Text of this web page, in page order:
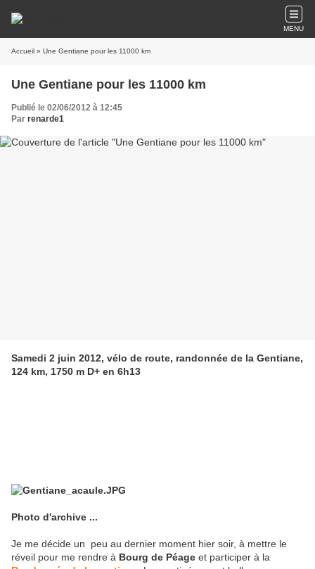
MENU
Accueil » Une Gentiane pour les 11000 km
Une Gentiane pour les 11000 km
Publié le 02/06/2012 à 12:45
Par renarde1
Samedi 2 juin 2012, vélo de route, randonnée de la Gentiane,
124 km, 1750 m D+ en 6h13
Photo d'archive ...
Je me décide un peu au dernier moment hier soir, à mettre le
réveil pour me rendre à Bourg de Péage et participer à la